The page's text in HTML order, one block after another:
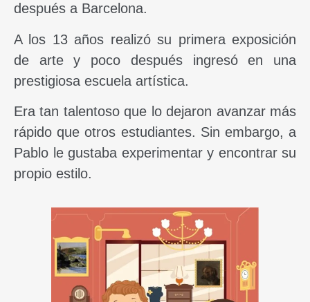
después a Barcelona.
A los 13 años realizó su primera exposición
de arte y poco después ingresó en una
prestigiosa escuela artística.
Era tan talentoso que lo dejaron avanzar más
rápido que otros estudiantes. Sin embargo, a
Pablo le gustaba experimentar y encontrar su
propio estilo.